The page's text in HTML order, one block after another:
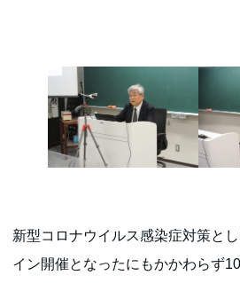
新型コロナウイルス感染症対策と
イン開催となったにもかかわらず